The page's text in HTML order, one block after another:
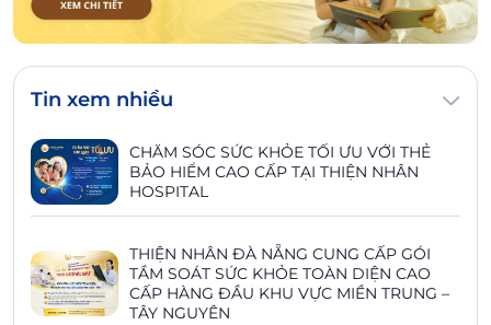
Tin xem nhiều
CHĂM SÓC SỨC KHỎE TỐI ƯU VỚI THẺ
BẢO HIỂM CAO CẤP TẠI THIỆN NHÂN
HOSPITAL
THIỆN NHÂN ĐÀ NẴNG CUNG CẤP GÓI
TẦM SOÁT SỨC KHỎE TOÀN DIỆN CAO
CẤP HÀNG ĐẦU KHU VỰC MIỀN TRUNG –
TÂY NGUYÊN